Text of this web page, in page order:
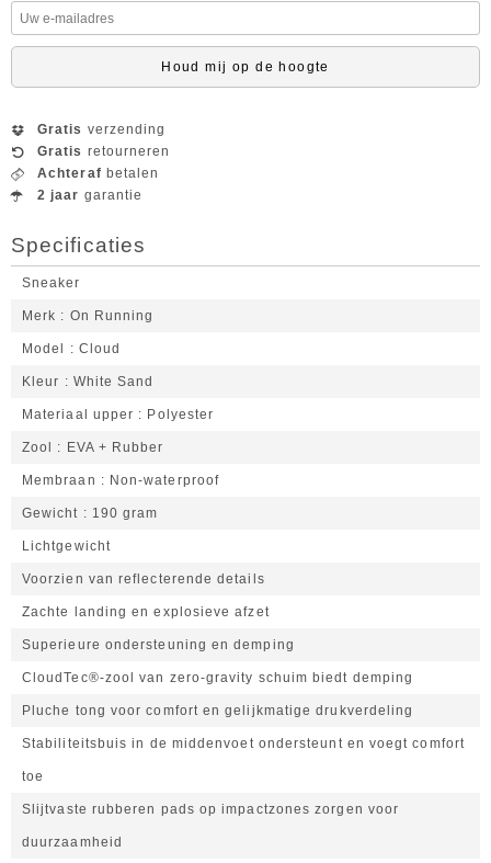
Houd mij op de hoogte
Gratis verzending
Gratis retourneren
Achteraf betalen
2 jaar garantie
Specificaties
Sneaker
Merk On Running
Model Cloud
Kleur White Sand
Materiaal upper Polyester
Zool EVA + Rubber
Membraan Non-waterproof
Gewicht 190 gram
Lichtgewicht
Voorzien van reflecterende details
Zachte landing en explosieve afzet
Superieure ondersteuning en demping
CloudTec®-zool van zero-gravity schuim biedt demping
Pluche tong voor comfort en gelijkmatige drukverdeling
Stabiliteitsbuis in de middenvoet ondersteunt en voegt comfort
toe
Slijtvaste rubberen pads op impactzones zorgen voor
duurzaamheid